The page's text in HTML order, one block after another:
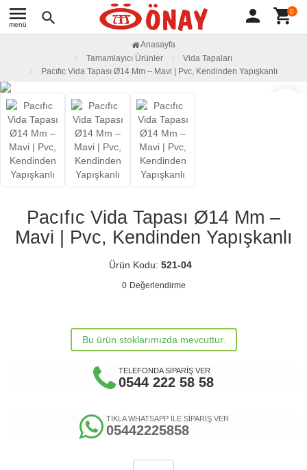
menu
menü search person shopping_cart0
Anasayfa
Tamamlayıcı Ürünler
Vida Tapaları
Pacıfıc Vida Tapası Ø14 Mm – Mavi | Pvc, Kendinden Yapışkanlı
Pacıfıc Vida Tapası Ø14 Mm –
Mavi | Pvc, Kendinden Yapışkanlı
Ürün Kodu: 521-04
0 Değerlendirme
Bu ürün stoklarımızda mevcuttur.
TELEFONDA SİPARİŞ VER
0544 222 58 58
TIKLA WHATSAPP İLE SİPARİŞ VER
05442225858